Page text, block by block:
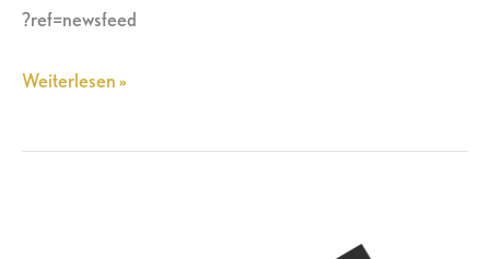
?ref=newsfeed
Weiterlesen »